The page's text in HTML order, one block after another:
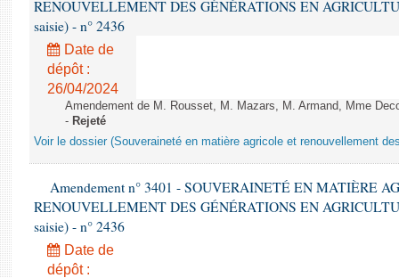
RENOUVELLEMENT DES GÉNÉRATIONS EN
saisie) - n° 2436
Date de
dépôt :
26/04/2024
Amendement de M. Rousset, M. Mazars, M. Armand, Mme
- Rejeté
Voir le dossier (Souveraineté en matière agricole et renouvellement
Amendement n° 3401 - SOUVERAINETÉ EN MATIÈRE
RENOUVELLEMENT DES GÉNÉRATIONS EN
saisie) - n° 2436
Date de
dépôt :